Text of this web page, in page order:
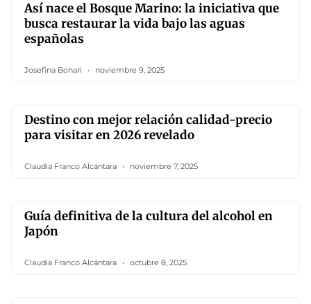
Así nace el Bosque Marino: la iniciativa que
busca restaurar la vida bajo las aguas
españolas
Josefina Bonari noviembre 9, 2025
Destino con mejor relación calidad-precio
para visitar en 2026 revelado
Claudia Franco Alcántara noviembre 7, 2025
Guía definitiva de la cultura del alcohol en
Japón
Claudia Franco Alcántara octubre 8, 2025